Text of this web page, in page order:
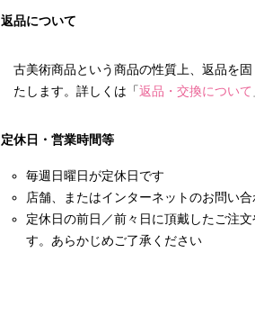
返品について
古美術商品という商品の性質上、返品を
たします。詳しくは「返品・交換について
定休日・営業時間等
毎週日曜日が定休日です
店舗、またはインターネットのお問い
定休日の前日／前々日に頂戴したご注
す。あらかじめご了承ください